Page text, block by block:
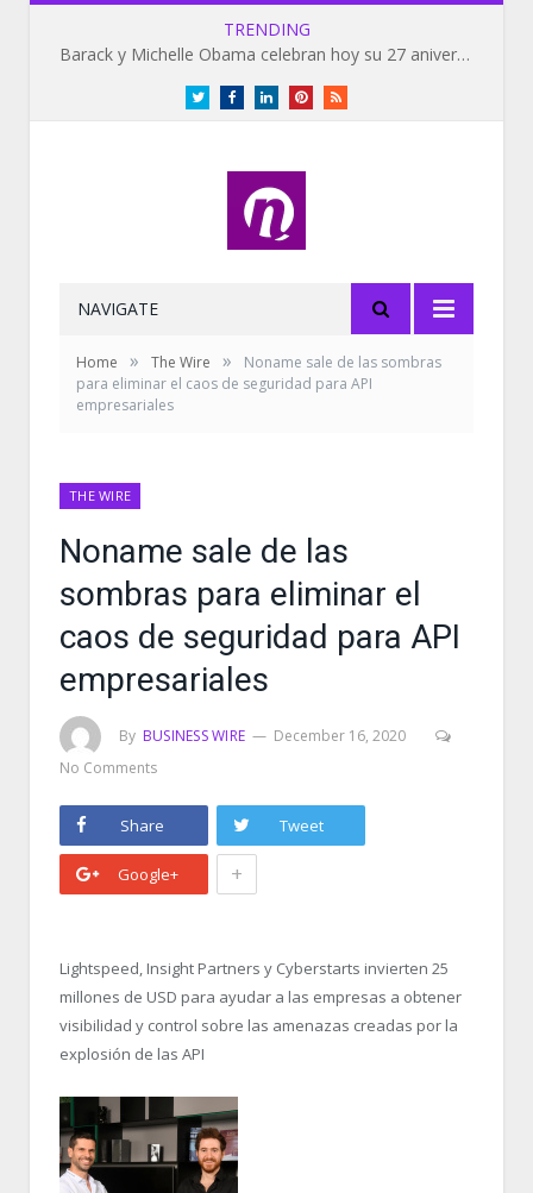
TRENDING
Barack y Michelle Obama celebran hoy su 27 aniversario de bodas
TwitterFacebookLinkedInPinterestRSS
NAVIGATE
Home » The Wire »
Noname sale de las sombras
para eliminar el caos de seguridad para API
empresariales
THE WIRE
Noname sale de las
sombras para eliminar el
caos de seguridad para API
empresariales
By BUSINESS WIRE
December 16, 2020
No Comments
Share Tweet
Google+ +
Lightspeed, Insight Partners y Cyberstarts invierten 25
millones de USD para ayudar a las empresas a obtener
visibilidad y control sobre las amenazas creadas por la
explosión de las API